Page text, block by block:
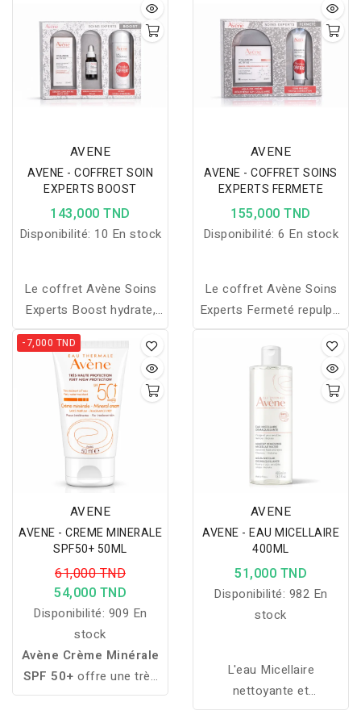
sensibles grâce à une
routine complète
associant hydratation
intense et protection
solaire quotidienne.
douceur.
AVENE
AVENE - COFFRET SOIN
EXPERTS BOOST
143,000 TND
Disponibilité: 10 En stock
Le coffret Avène Soins
Experts Boost hydrate,
apaise et illumine la peau
grâce à une routine
complète pour un teint
visiblement repulpé et
éclatant.
AVENE
AVENE - COFFRET SOINS
EXPERTS FERMETE
155,000 TND
Disponibilité:6 En stock
Le coffret Avène Soins
Experts Fermeté repulpe,
lisse et raffermit la peau
tout en corrigeant rides,
poches et cernes.
-7,000 TND
AVENE
AVENE - CREME MINERALE
SPF50+ 50ML
61,000 TND
54,000 TND
Disponibilité: 909 En
stock
Avène Crème Minérale
SPF 50+ offre une très
haute protection solaire
AVENE
AVENE - EAU MICELLAIRE
400ML
51,000 TND
Disponibilité: 982 En
stock
L'eau Micellaire
nettoyante et
démaquillante de Avène